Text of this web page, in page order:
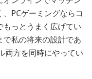
PCゲーミングならコ
もっとうまく広げてい
私の将来の設計であ
両方を同時にやってい